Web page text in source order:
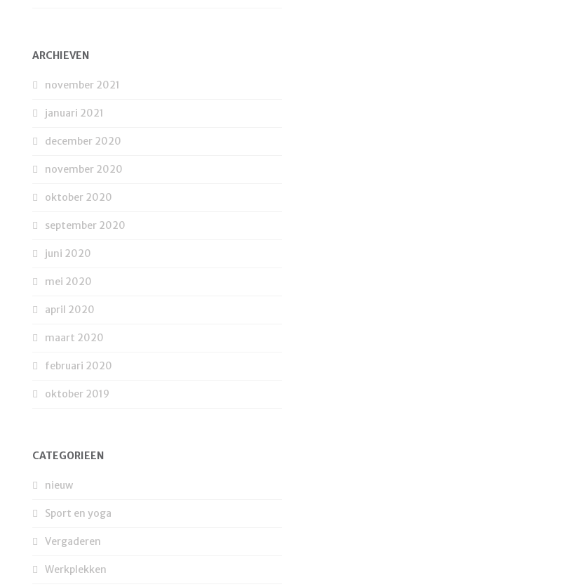
ARCHIEVEN
november 2021
januari 2021
december 2020
november 2020
oktober 2020
september 2020
juni 2020
mei 2020
april 2020
maart 2020
februari 2020
oktober 2019
CATEGORIEËN
nieuw
Sport en yoga
Vergaderen
Werkplekken